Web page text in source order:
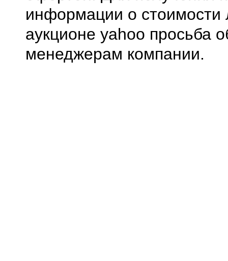
информации о стоимости
аукционе yahoo просьба
менеджерам компании.